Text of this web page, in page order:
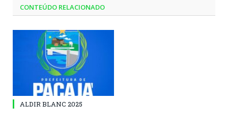
CONTEÚDO RELACIONADO
ALDIR BLANC 2025